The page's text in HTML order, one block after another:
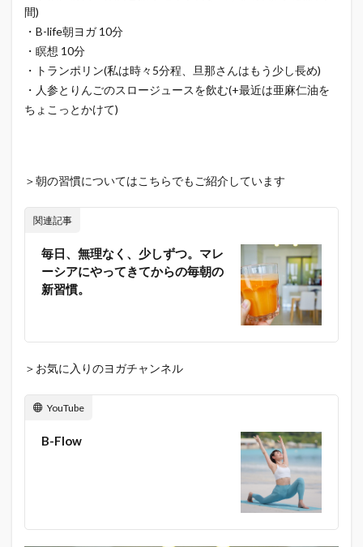
間)
・B-life朝ヨガ 10分
・瞑想 10分
・トランポリン(私は時々5分程、旦那さんはもう少し長め)
・人参とりんごのスロージュースを飲む(+最近は亜麻仁油を
ちょこっとかけて)
＞朝の習慣についてはこちらでもご紹介しています
関連記事
毎日、無理なく、少しずつ。マレ
ーシアにやってきてからの毎朝の
新習慣。
＞お気に入りのヨガチャンネル
YouTube
B-Flow